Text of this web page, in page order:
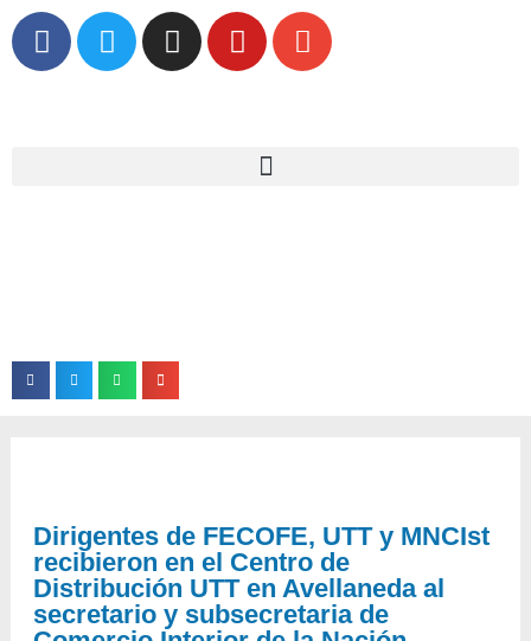
Dirigentes de FECOFE, UTT y MNCIst
recibieron en el Centro de
Distribución UTT en Avellaneda al
secretario y subsecretaria de